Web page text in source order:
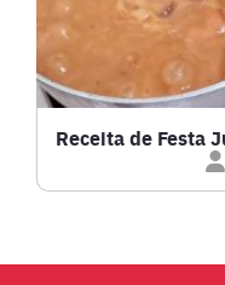
LOW CARB
MASSAS E
Receita de Festa